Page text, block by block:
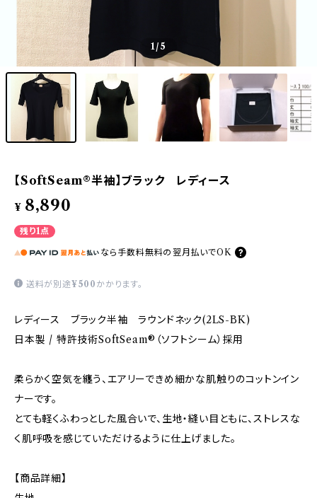
1/5
【SoftSeam®半袖】ブラック レディース
¥ 8,890
残り1点
なら 手数料無料の 翌月払いでOK
送料が別途¥500 かかります。
レディース ブラック半袖 ラウンドネック(2LS-BK)
日本製 / 特許技術SoftSeam®（ソフトシーム）採用
柔らかく空気を纏う、エアリーできめ細かな肌触りのコットンイン
ナーです。
とても軽くふわっとした風合いで、生地・縫い目ともに、ストレスな
く肌呼吸を感じていただけるように仕上げました。
【商品詳細】